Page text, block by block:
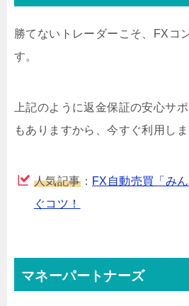
勝てないトレーダーこそ、FXコ
す。
上記のように返金保証の安心サ
もありますから、今すぐ利用しま
人気記事： FX自動売買「み
ぐコツ！
マネーパートナーズ